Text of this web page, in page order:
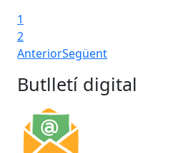
1
2
AnteriorSegüent
Butlletí digital